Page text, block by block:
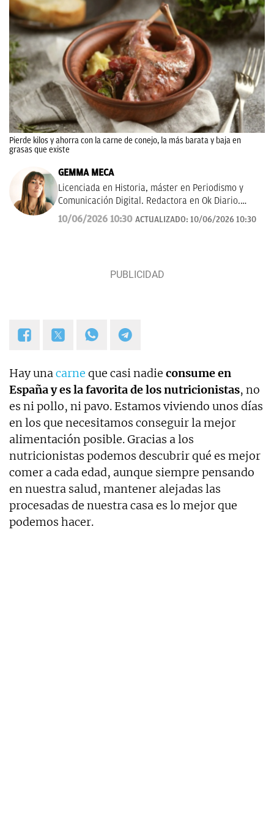
Pierde kilos y ahorra con la carne de conejo, la más barata y baja en
grasas que existe
GEMMA MECA
Licenciada en Historia, máster en Periodismo y
Comunicación Digital. Redactora en Ok Diario.
Cuento historias, soy amante de los astros, sigo a la
luna, los TT de Twitter y las tendencias en moda.
10/06/2026 10:30 ACTUALIZADO: 10/06/2026 10:30
Hay unacarne que casi nadie consume en
España y es la favorita de los nutricionistas, no
es ni pollo, ni pavo. Estamos viviendo unos días
en los que necesitamos conseguir la mejor
alimentación posible. Gracias a los
nutricionistas podemos descubrir qué es mejor
comer a cada edad, aunque siempre pensando
en nuestra salud, mantener alejadas las
procesadas de nuestra casa es lo mejor que
podemos hacer.